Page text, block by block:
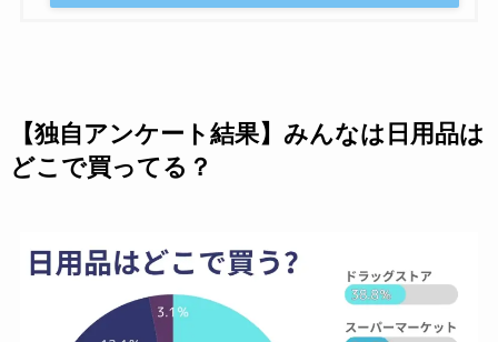
【独自アンケート結果】みんなは日用品は
どこで買ってる？